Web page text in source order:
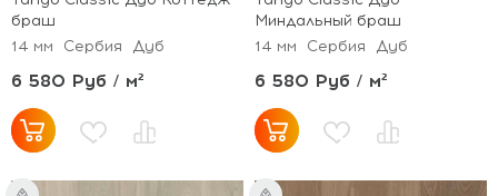
браш
14 мм
Сербия Дуб
6 580 Руб / м²
Миндальный браш
14 мм
Сербия Дуб
6 580 Руб / м²